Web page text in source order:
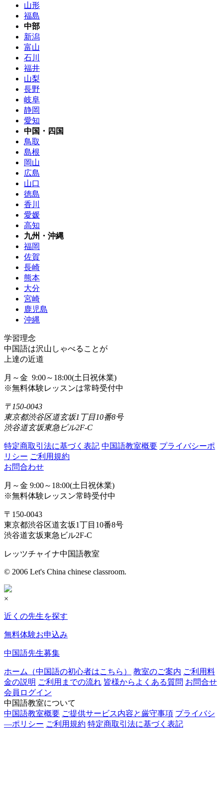
山形
福島
中部
新潟
富山
石川
福井
山梨
長野
岐阜
静岡
愛知
中国・四国
鳥取
島根
岡山
広島
山口
徳島
香川
愛媛
高知
九州・沖縄
福岡
佐賀
長崎
熊本
大分
宮崎
鹿児島
沖縄
学習理念
中国語は沢山しゃべることが
上達の近道
月～金 9:00～18:00(土日祝休業)
※無料体験レッスンは常時受付中
〒150-0043
東京都渋谷区道玄坂1丁目10番8号
渋谷道玄坂東急ビル2F-C
特定商取引法に基づく表記 中国語教室概要 プライバシーポ
リシー ご利用規約
お問合わせ
月～金 9:00～18:00(土日祝休業)
※無料体験レッスン常時受付中
〒150-0043
東京都渋谷区道玄坂1丁目10番8号
渋谷道玄坂東急ビル2F-C
レッツチャイナ中国語教室
© 2006 Let's China chinese classroom.
×
近くの先生を探す
無料体験お申込み
中国語先生募集
ホーム（中国語の初心者はこちら） 教室のご案内 ご利用料
金の説明 ご利用までの流れ 皆様からよくある質問 お問合せ
会員ログイン
中国語教室について
中国語教室概要 ご提供サービス内容と厳守事項 プライバシ
―ポリシー ご利用規約 特定商取引法に基づく表記